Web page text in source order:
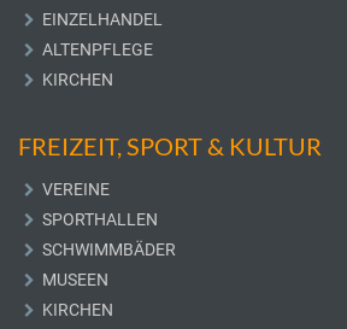
EINZELHANDEL
ALTENPFLEGE
KIRCHEN
FREIZEIT, SPORT & KULTUR
VEREINE
SPORTHALLEN
SCHWIMMBÄDER
MUSEEN
KIRCHEN